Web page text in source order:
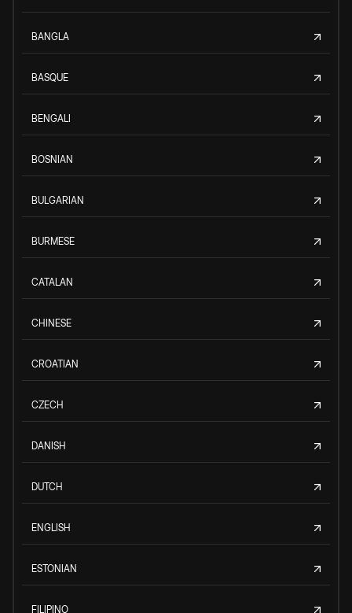
BANGLA
BASQUE
BENGALI
BOSNIAN
BULGARIAN
BURMESE
CATALAN
CHINESE
CROATIAN
CZECH
DANISH
DUTCH
ENGLISH
ESTONIAN
FILIPINO